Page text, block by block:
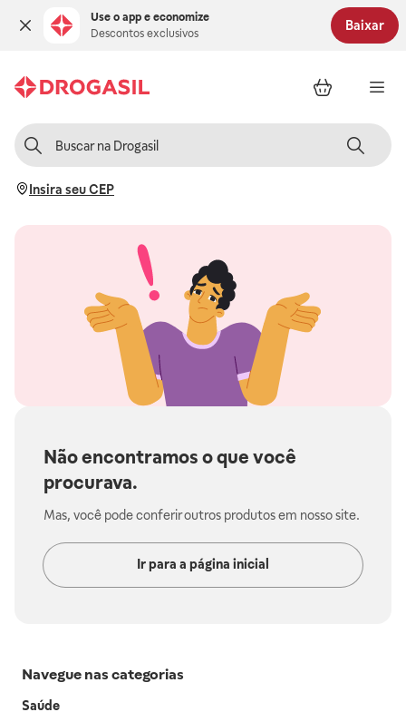
Use o app e economize
Descontos exclusivos
Baixar
Insira seu CEP
Não encontramos o que você
procurava.
Mas, você pode conferir outros produtos em nosso site.
Ir para a página inicial
Navegue nas categorias
Saúde